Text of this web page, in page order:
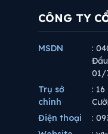
CÔNG TY
MSDN
:
01/
Trụ sở
chính
:
Điện thoại
: